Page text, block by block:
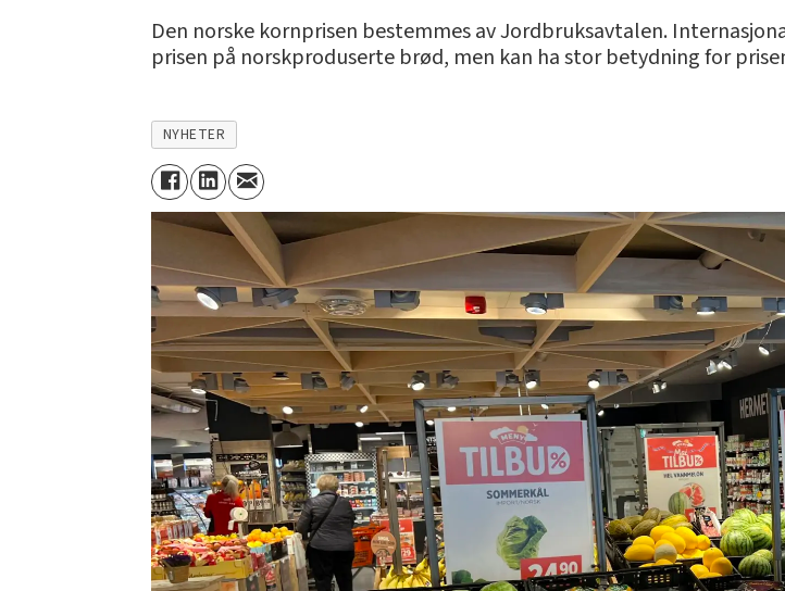
Den norske kornprisen bestemmes av Jordbruksavtalen.
prisen på norskproduserte brød, men kan ha stor betydning for
NYHETER